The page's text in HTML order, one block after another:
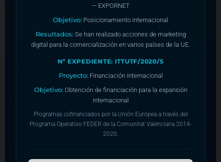
— EXPORNET
Objetivo: Posicionamiento internacional
Resultados:Se han realizado acciones de marketing
digital para la comercialización en varios países de la UE.
Nº EXPEDIENTE: ITTUTF/2020/5
Proyecto:Financiación internacional
Objetivo:Obtención de financiación para la expansión
internacional
Programas cofinanciados por la Unión Europea a través del
Programa Operativo FEDER de la Comunitat Valenciana 2014-
2020.